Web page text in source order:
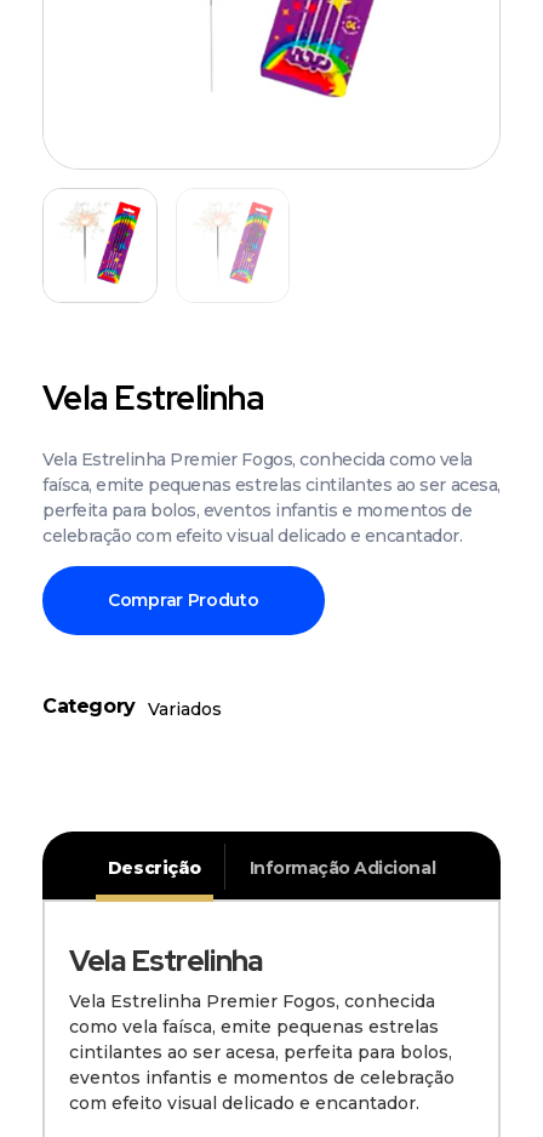
Vela Estrelinha
Vela Estrelinha Premier Fogos, conhecida como vela
faísca, emite pequenas estrelas cintilantes ao ser acesa,
perfeita para bolos, eventos infantis e momentos de
celebração com efeito visual delicado e encantador.
Comprar Produto
Category Variados
Descrição Informação Adicional
Vela Estrelinha
Vela Estrelinha Premier Fogos, conhecida
como vela faísca, emite pequenas estrelas
cintilantes ao ser acesa, perfeita para bolos,
eventos infantis e momentos de celebração
com efeito visual delicado e encantador.